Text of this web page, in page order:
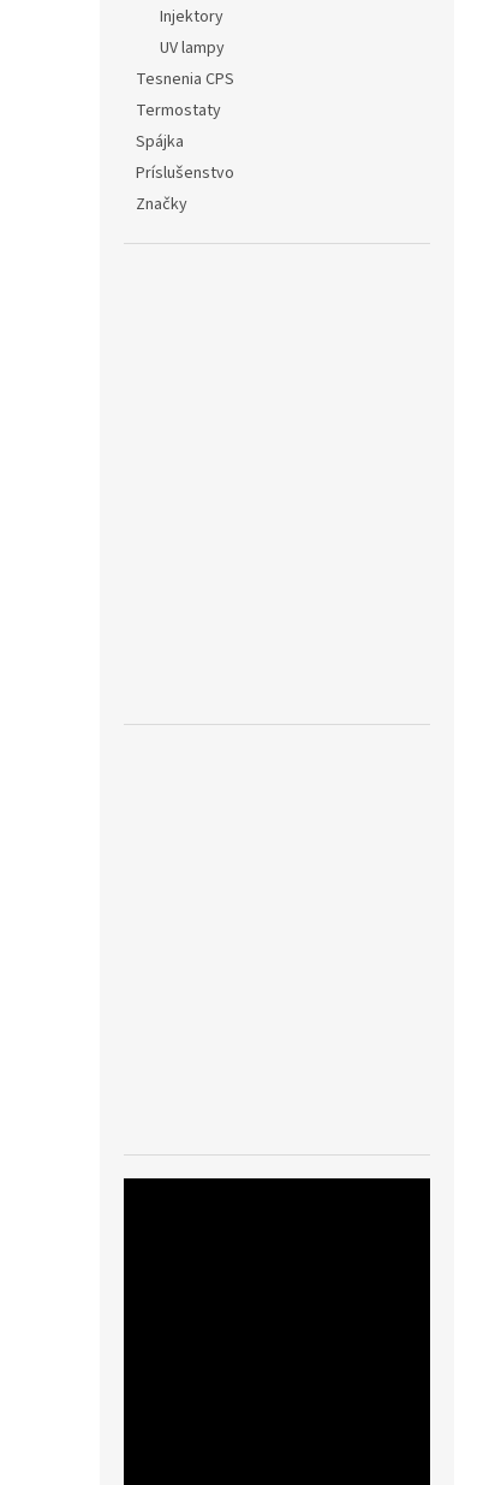
Injektory
UV lampy
Tesnenia CPS
Termostaty
Spájka
Príslušenstvo
Značky